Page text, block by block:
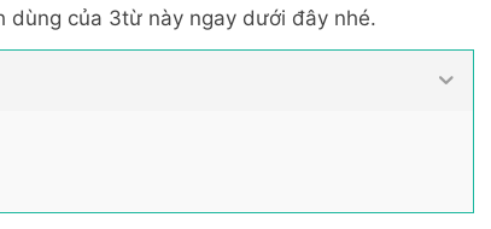
dùng của 3từ này ngay dưới đây nhé.